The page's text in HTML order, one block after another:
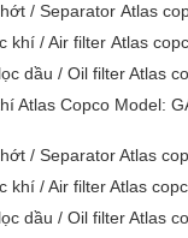
/ Separator Atlas
khí / Air filter Atlas
dầu / Oil filter Atlas
Atlas Copco Model:
/ Separator Atlas
khí / Air filter Atlas
dầu / Oil filter Atlas